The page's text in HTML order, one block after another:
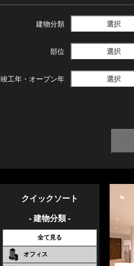
建物分類 選択
部位 選択
竣工年・ オープン年 選択
クイックソート
- 建物分類 -
全て見る
オフィス